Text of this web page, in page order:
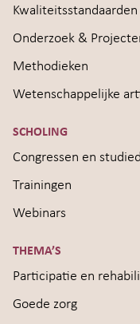
Kwaliteitsstandaarden
Onderzoek &
Methodieken
Wetenschappelijke
SCHOLING
Congressen en
Trainingen
Webinars
THEMA’S
Participatie en
Goede zorg